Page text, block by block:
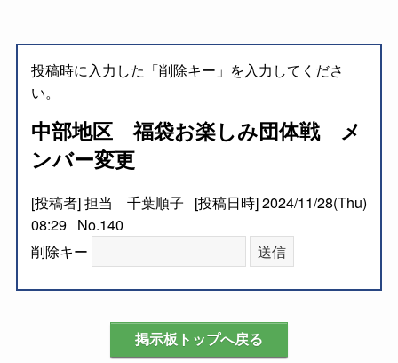
投稿時に入力した「削除キー」を入力してくださ
い。
中部地区 福袋お楽しみ団体戦 メ
ンバー変更
[投稿者] 担当 千葉順子 [投稿日時] 2024/11/28(Thu)
08:29 No.140
削除キー